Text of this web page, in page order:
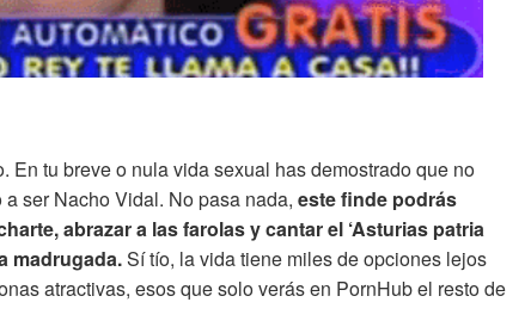
En tu breve o nula vida sexual has demostrado que no
ser Nacho Vidal. No pasa nada, este finde podrás
abrazar a las farolas y cantar el ‘Asturias patria
madrugada.Sí tío, la vida tiene miles de opciones lejos
atractivas, esos que solo verás en PornHub el resto de